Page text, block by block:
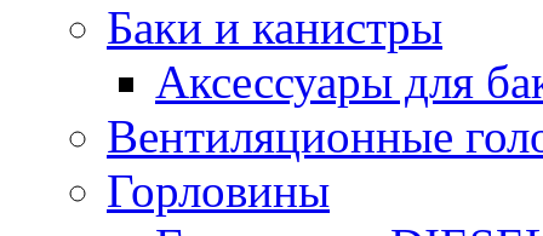
Баки и канистры
Аксессуары для
Вентиляционные
Горловины